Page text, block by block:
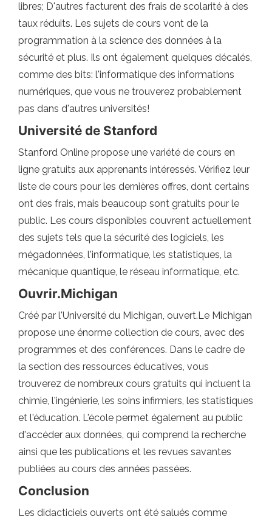
libres; D'autres facturent des frais de scolarité à des
taux réduits. Les sujets de cours vont de la
programmation à la science des données à la
sécurité et plus. Ils ont également quelques décalés,
comme des bits: l'informatique des informations
numériques, que vous ne trouverez probablement
pas dans d'autres universités!
Université de Stanford
Stanford Online propose une variété de cours en
ligne gratuits aux apprenants intéressés. Vérifiez leur
liste de cours pour les dernières offres, dont certains
ont des frais, mais beaucoup sont gratuits pour le
public. Les cours disponibles couvrent actuellement
des sujets tels que la sécurité des logiciels, les
mégadonnées, l'informatique, les statistiques, la
mécanique quantique, le réseau informatique, etc.
Ouvrir.Michigan
Créé par l'Université du Michigan, ouvert.Le Michigan
propose une énorme collection de cours, avec des
programmes et des conférences. Dans le cadre de
la section des ressources éducatives, vous
trouverez de nombreux cours gratuits qui incluent la
chimie, l'ingénierie, les soins infirmiers, les statistiques
et l'éducation. L'école permet également au public
d'accéder aux données, qui comprend la recherche
ainsi que les publications et les revues savantes
publiées au cours des années passées.
Conclusion
Les didacticiels ouverts ont été salués comme